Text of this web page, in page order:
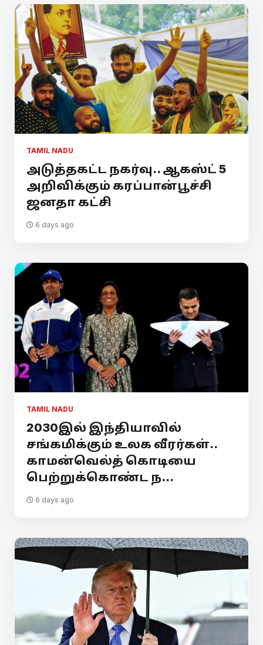
TAMIL NADU
அடுத்தகட்ட நகர்வு.. ஆகஸ்ட் 5
அறிவிக்கும் கரப்பான்பூச்சி
ஜனதா கட்சி
6 days ago
TAMIL NADU
2030இல் இந்தியாவில்
சங்கமிக்கும் உலக வீரர்கள்..
காமன்வெல்த் கொடியை
பெற்றுக்கொண்ட ந...
6 days ago